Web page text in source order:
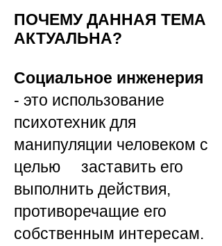
ПОЧЕМУ ДАННАЯ ТЕМА
АКТУАЛЬНА?
Социальное инженерия
- это использование
психотехник для
манипуляции человеком с
целью заставить его
выполнить действия,
противоречащие его
собственным интересам.